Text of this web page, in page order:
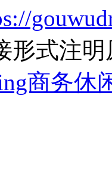
形式注
商务休